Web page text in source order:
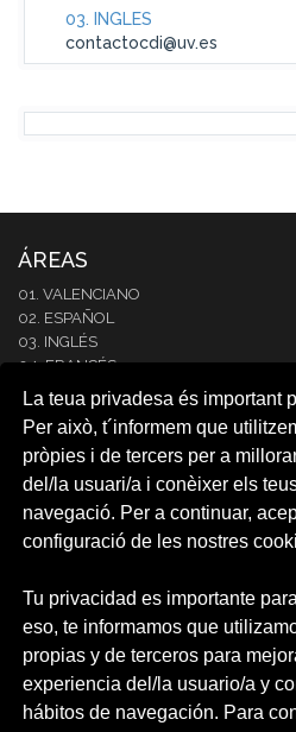
La teua privadesa és important
Per això, t´informem que
pròpies i de tercers per a
del/la usuari/a i conèixer els
navegació. Per a continuar,
configuració de les nostres
Tu privacidad es importante
eso, te informamos que
propias y de terceros para
experiencia del/la usuario/a y
hábitos de navegación. Para
03. INGLÉS
contactocdi@uv.es
ÁREAS
01. VALENCIANO
02. ESPAÑOL
03. INGLÉS
04. FRANCÉS
05. ITALIANO
06. ALEMÁN
07. PORTUGUÉS
08. COREANO
09. ÁRABE
10. JAPONÉS
11. RUSO
12.NEERLANDÉS
14. INTENSIVE SPANISH
CARTA RESERVA DE PLAZA
RESERVA DE PLAZA (CAMPUS)
SOBRE NOSOTROS